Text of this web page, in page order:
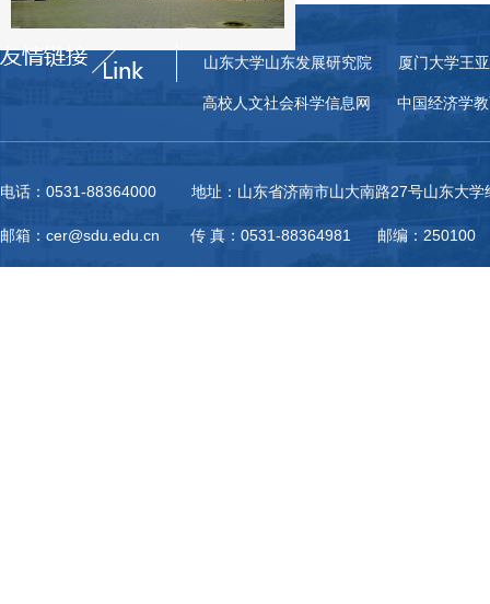
山东大学山东发展研究院 厦门大学王
高校人文社会科学信息网 中国经济学
电话：0531-88364000 地址：山东省济南市山大南路27号山东大学
邮箱：cer@sdu.edu.cn 传 真：0531-88364981 邮编：250100